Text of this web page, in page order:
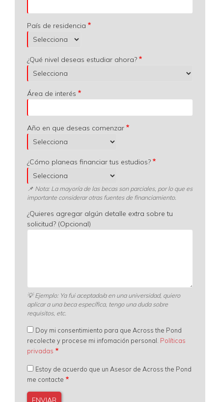
País de residencia
¿Qué nivel deseas estudiar ahora?
Área de interés
Año en que deseas comenzar
¿Cómo planeas financiar tus estudios?
📌 Nota: La mayoría de las becas son parciales, por lo que es
importante considerar otras fuentes de financiamiento.
¿Quieres agregar algún detalle extra sobre tu
solicitud? (Opcional)
💡Ejemplo: Ya fui aceptado/a en una universidad, quiero
aplicar a una beca específica, tengo una duda sobre
requisitos, etc.
Doy mi consentimiento para que Across the Pond
recolecte y procese mi infomación personal. Políticas
privadas
Estoy de acuerdo que un Asesor de Across the Pond
me contacte